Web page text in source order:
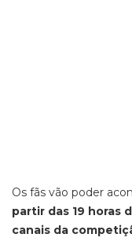
Os fãs vão poder
partir das 19 horas
canais da